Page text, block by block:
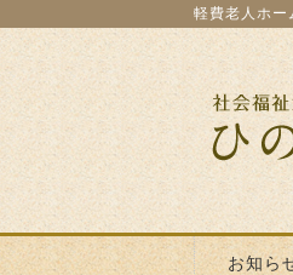
軽費老人ホー
お知ら